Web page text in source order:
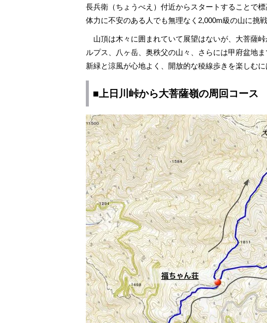
長兵衛（ちょうべえ）付近からスタートすることで
体力に不安のある人でも無理なく2,000m級の山に挑戦
山頂は木々に囲まれていて展望はないが、大菩薩
ルプス、八ヶ岳、奥秩父の山々、さらには甲府盆地
新緑と涼風が心地よく、開放的な稜線歩きを楽しむに
■上日川峠から大菩薩嶺の周回コース